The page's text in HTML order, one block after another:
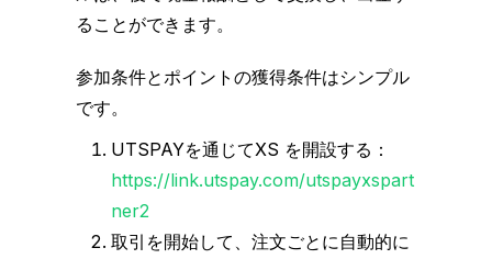
ることができます。
参加条件とポイントの獲得条件はシンプル
です。
UTSPAYを通じてXS を開設する：
https://link.utspay.com/utspayxspart
ner2
取引を開始して、注文ごとに自動的に